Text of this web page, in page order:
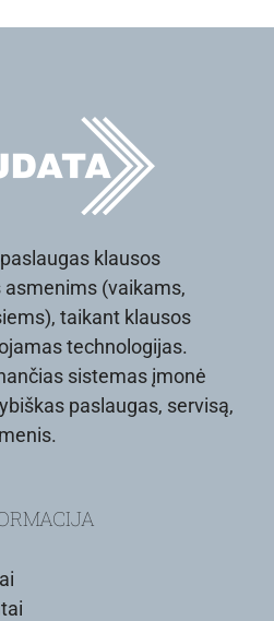
klausos
(vaikams,
taikant klausos
technologijas.
sistemas įmonė
paslaugas, servisą,